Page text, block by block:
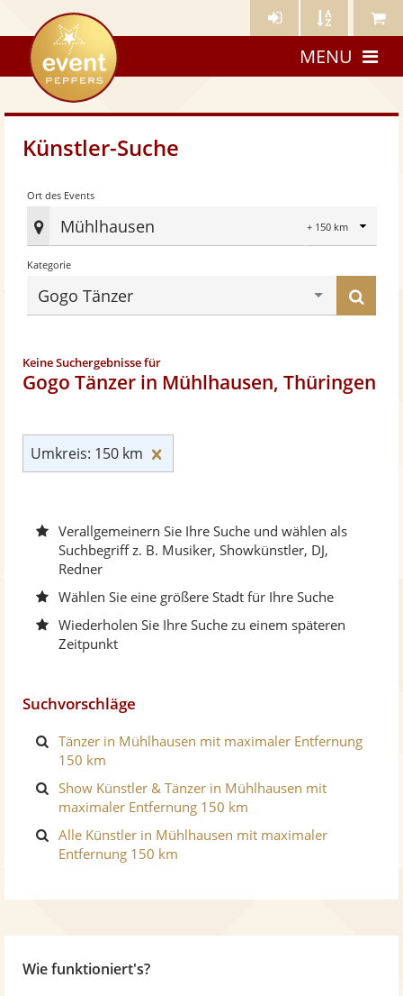
Künstler- Künstler Meine
eventpeppers
MENU
Künstler-Suche
Ort des Events
Mühlhausen
Radius
Ort
Kategorie
Gogo Tänzer
Keine Suchergebnisse für
Gogo Tänzer in Mühlhausen, Thüringen
Umkreis: 150 km
Verallgemeinern Sie Ihre Suche und wählen als
Suchbegriff z. B. Musiker, Showkünstler, DJ,
Redner
Wählen Sie eine größere Stadt für Ihre Suche
Wiederholen Sie Ihre Suche zu einem späteren
Zeitpunkt
Suchvorschläge
Tänzer in Mühlhausen mit maximaler Entfernung
150 km
Show Künstler & Tänzer in Mühlhausen mit
maximaler Entfernung 150 km
Alle Künstler in Mühlhausen mit maximaler
Entfernung 150 km
Wie funktioniert's?